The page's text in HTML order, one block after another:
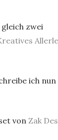
zwei
ich nun
von Zak